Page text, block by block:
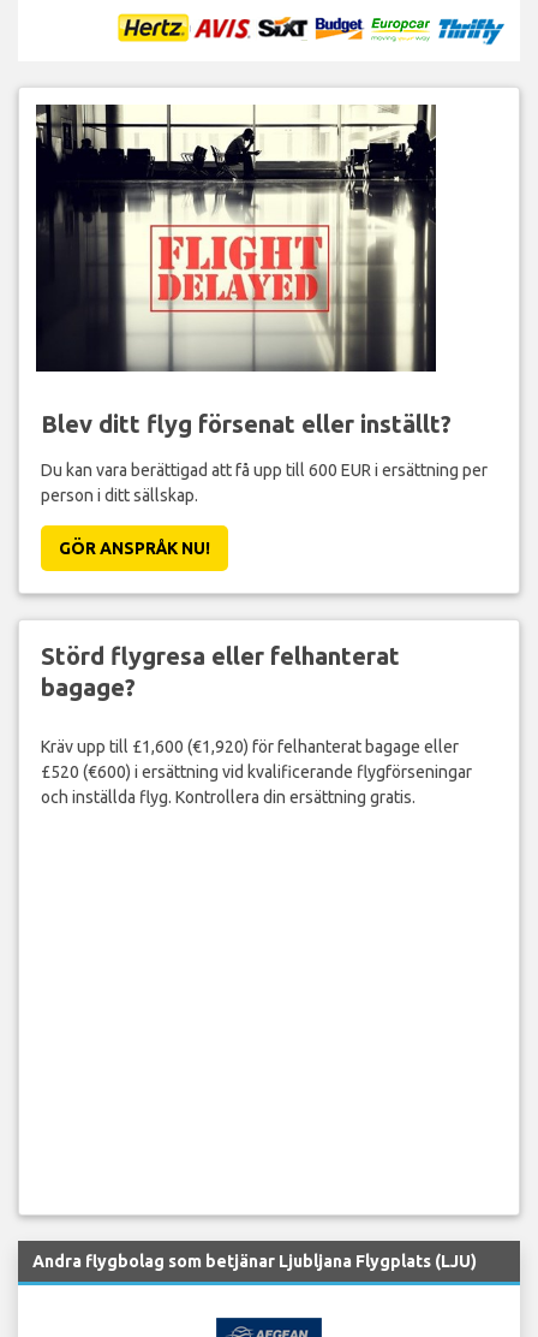
Blev ditt flyg försenat eller inställt?
Du kan vara berättigad att få upp till 600 EUR i ersättning per
person i ditt sällskap.
GÖR ANSPRÅK NU!
Störd flygresa eller felhanterat
bagage?
Kräv upp till £1,600 (€1,920) för felhanterat bagage eller
£520 (€600) i ersättning vid kvalificerande flygförseningar
och inställda flyg. Kontrollera din ersättning gratis.
Andra flygbolag som betjänar Ljubljana Flygplats (LJU)